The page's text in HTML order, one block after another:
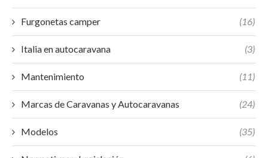
Furgonetas camper (16)
Italia en autocaravana (3)
Mantenimiento (11)
Marcas de Caravanas y Autocaravanas (24)
Modelos (35)